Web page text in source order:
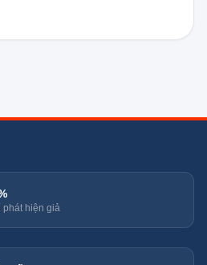
rửa chén âm tủ
Bảng điều khiển nằm ở mặt
dàng thao tác, chọn chế độ và
không cần phải mở cửa máy.
độ rửa, giúp bạn chủ động
phát hiện giả